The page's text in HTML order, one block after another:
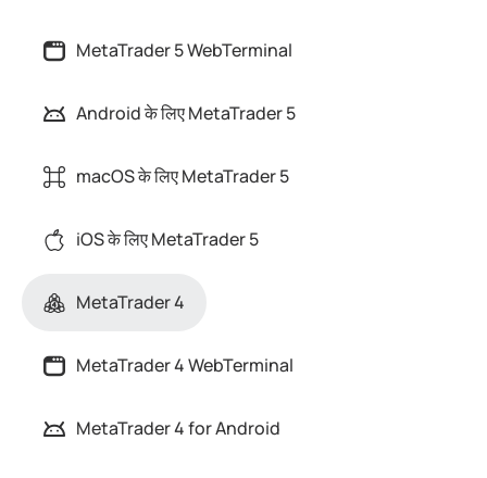
MetaTrader 5 WebTerminal
Android के लिए MetaTrader 5
macOS के लिए MetaTrader 5
iOS के लिए MetaTrader 5
MetaTrader 4
MetaTrader 4 WebTerminal
MetaTrader 4 for Android